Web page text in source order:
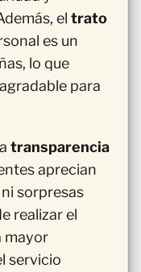
el trato
es un
lo que
para
transparencia
aprecian
sorpresas
realizar el
mayor
servicio